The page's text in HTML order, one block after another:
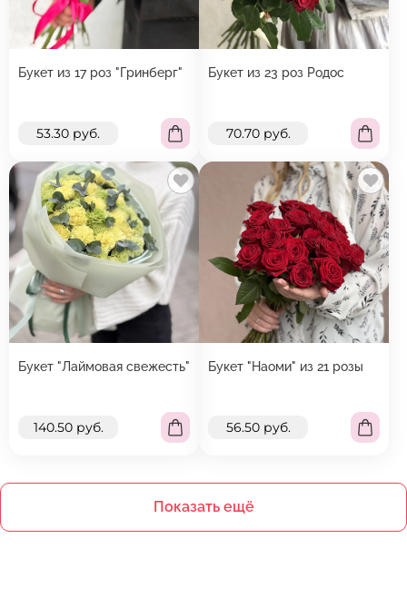
Букет из 17 роз "Гринберг"
53.30 руб.
Букет из 23 роз Родос
70.70 руб.
Букет "Лаймовая свежесть"
140.50 руб.
Букет "Наоми" из 21 розы
56.50 руб.
Показать ещё